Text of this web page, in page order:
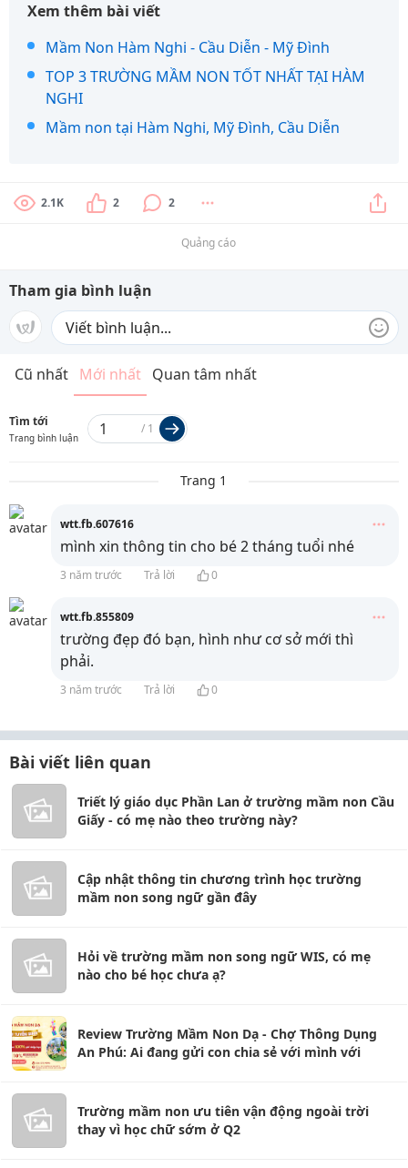
Xem thêm bài viết
Mầm Non Hàm Nghi - Cầu Diễn - Mỹ Đình
TOP 3 TRƯỜNG MẦM NON TỐT NHẤT TẠI HÀM
NGHI
Mầm non tại Hàm Nghi, Mỹ Đình, Cầu Diễn
2.1K 2 2
Quảng cáo
Tham gia bình luận
Cũ nhất Mới nhất Quan tâm nhất
Tìm tới
Trang bình luận
/ 1
Trang 1
wtt.fb.607616
mình xin thông tin cho bé 2 tháng tuổi nhé
3 năm trước Trả lời 0
wtt.fb.855809
trường đẹp đó bạn, hình như cơ sở mới thì
phải.
3 năm trước Trả lời 0
Bài viết liên quan
Triết lý giáo dục Phần Lan ở trường mầm non Cầu
Giấy - có mẹ nào theo trường này?
Cập nhật thông tin chương trình học trường
mầm non song ngữ gần đây
Hỏi về trường mầm non song ngữ WIS, có mẹ
nào cho bé học chưa ạ?
Review Trường Mầm Non Dạ - Chợ Thông Dụng
An Phú: Ai đang gửi con chia sẻ với mình với
Trường mầm non ưu tiên vận động ngoài trời
thay vì học chữ sớm ở Q2